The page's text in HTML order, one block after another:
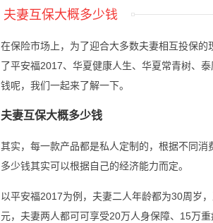
夫妻互保大概多少钱
在保险市场上，为了迎合大多数夫妻相互投保
了平安福2017、华夏健康人生、华夏常青树、
钱呢，我们一起来了解一下。
夫妻互保大概多少钱
其实，每一款产品都是私人定制的，根据不同
多少钱其实可以根据自己的经济能力而定。
以平安福2017为例，夫妻二人年龄都为30周岁
元，夫妻两人都可可享受20万人身保障、15万